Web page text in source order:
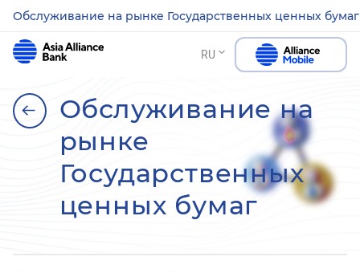
Обслуживание на рынке Государственных ценных бумаг
RU
Обслуживание на
рынке
Государственных
ценных бумаг